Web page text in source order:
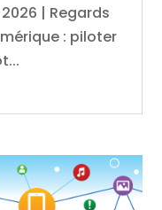
| Regards
: piloter